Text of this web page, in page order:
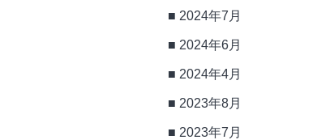
2024年7月
2024年6月
2024年4月
2023年8月
2023年7月